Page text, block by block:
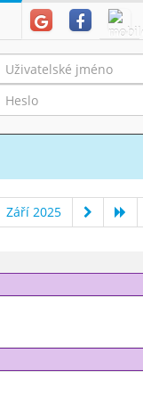
Září 2025